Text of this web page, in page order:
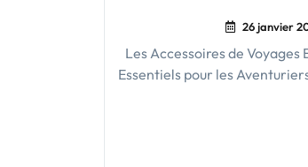
26 janvier
Les Accessoires de
Essentiels pour les